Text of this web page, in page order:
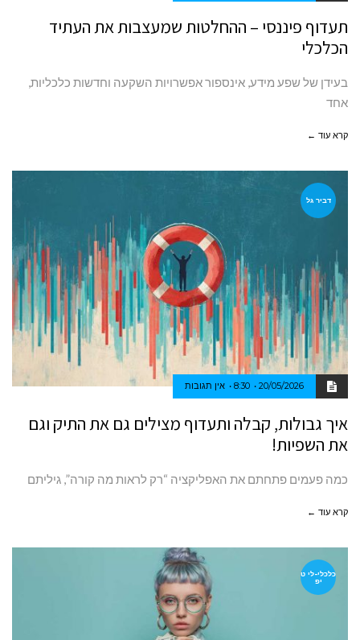
תעדוף פיננסי – ההחלטות שמעצבות את העתיד
הכלכלי
בעידן של שפע מידע, אינספור אפשרויות השקעה וחדשות כלכליות,
אחד
קרא עוד ←
דביר גל
20/05/2026
8:30 אין תגובות
איך גבולות, קבלה ותעדוף מצילים גם את התיק וגם
את השפיות!
כמה פעמים פתחתם את האפליקציה “רק לראות מה קורה”, גיליתם
קרא עוד ←
כלכלי-לי ט
יפ